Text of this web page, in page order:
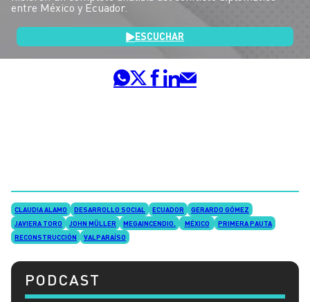
entre México y Ecuador.
ESCUCHAR
CLAUDIA ALAMO DESARROLLO SOCIAL ECUADOR
GERARDO GÓMEZ
JAVIERA TORO
JOHN MÜLLER MEGAINCENDIO. MÉXICO
PRIMERA PAUTA
RECONSTRUCCIÓN
VALPARAÍSO
PODCAST